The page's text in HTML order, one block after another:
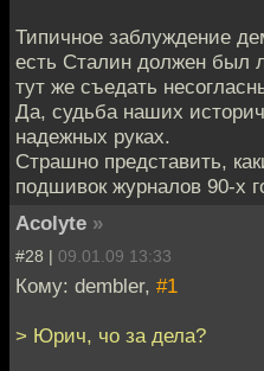
Типичное заблуждение
есть Сталин должен был
тут же съедать
Да, судьба наших
надежных руках.
Страшно представить,
подшивок журналов 90-х
Acolyte »
#28 | 09.01.09 13:33
Кому: dembler, #1
> Юрич, чо за дела?